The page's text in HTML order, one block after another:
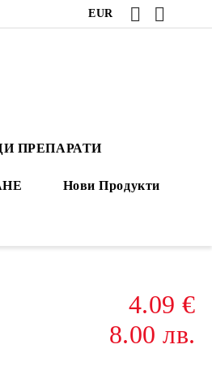
EUR
ПРЕПАРАТИ
Нови Продукти
4.09 €
8.00 лв.